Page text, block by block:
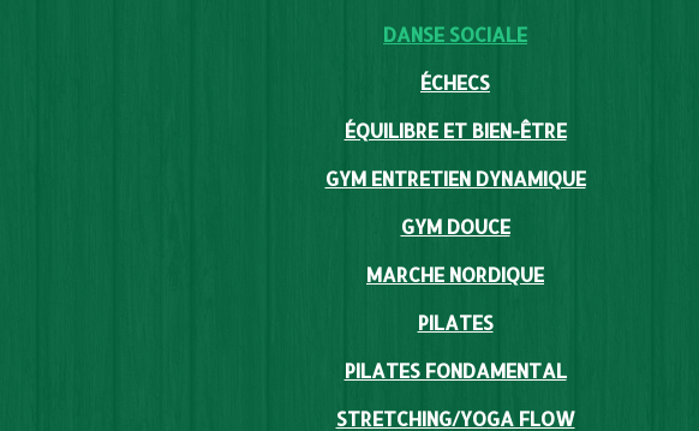
DANSE SOCIALE
ÉCHECS
ÉQUILIBRE ET BIEN-ÊTRE
GYM ENTRETIEN DYNAMIQUE
GYM DOUCE
MARCHE NORDIQUE
PILATES
PILATES FONDAMENTAL
STRETCHING/YOGA FLOW